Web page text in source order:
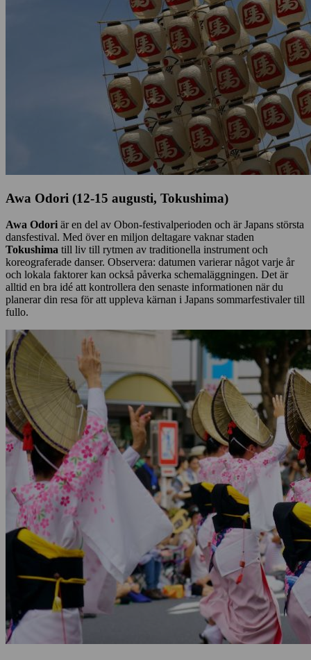
Awa Odori (12-15 augusti, Tokushima)
Awa Odori är en del av Obon-festivalperioden och är Japans största
dansfestival. Med över en miljon deltagare vaknar staden
Tokushima till liv till rytmen av traditionella instrument och
koreograferade danser. Observera: datumen varierar något varje år
och lokala faktorer kan också påverka schemaläggningen. Det är
alltid en bra idé att kontrollera den senaste informationen när du
planerar din resa för att uppleva kärnan i Japans sommarfestivaler till
fullo.